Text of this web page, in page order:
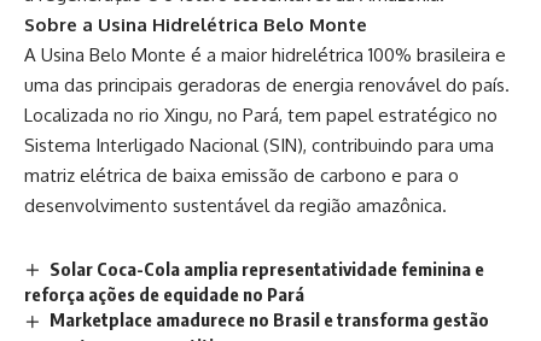
Sobre a Usina Hidrelétrica Belo Monte
A Usina Belo Monte é a maior hidrelétrica 100% brasileira e
uma das principais geradoras de energia renovável do país.
Localizada no rio Xingu, no Pará, tem papel estratégico no
Sistema Interligado Nacional (SIN), contribuindo para uma
matriz elétrica de baixa emissão de carbono e para o
desenvolvimento sustentável da região amazônica.
Solar Coca-Cola amplia representatividade feminina e
reforça ações de equidade no Pará
Marketplace amadurece no Brasil e transforma gestão